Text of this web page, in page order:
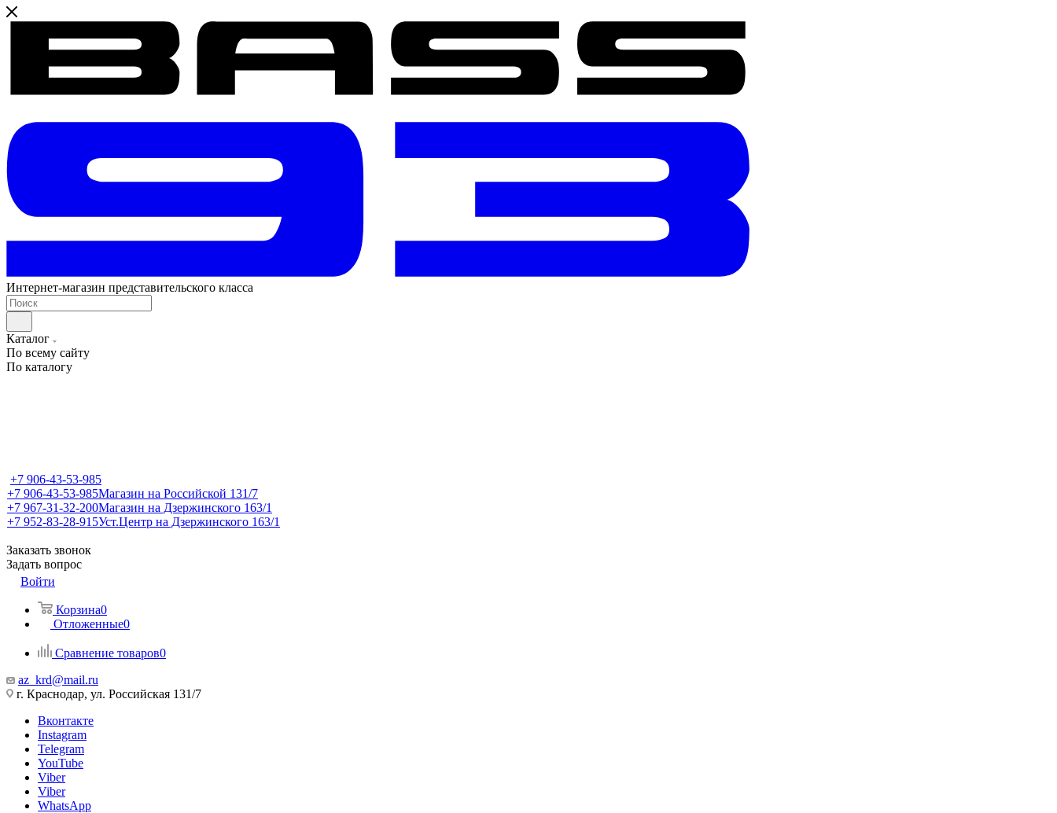
Интернет-магазин представительского класса
Каталог
По всему сайту
По каталогу
+7 906-43-53-985
+7 906-43-53-985Магазин на Российской 131/7
+7 967-31-32-200Магазин на Дзержинского 163/1
+7 952-83-28-915Уст.Центр на Дзержинского 163/1
Заказать звонок
Задать вопрос
Войти
Корзина0
Отложенные0
Сравнение товаров0
az_krd@mail.ru
г. Краснодар, ул. Российская 131/7
Вконтакте
Instagram
Telegram
YouTube
Viber
Viber
WhatsApp